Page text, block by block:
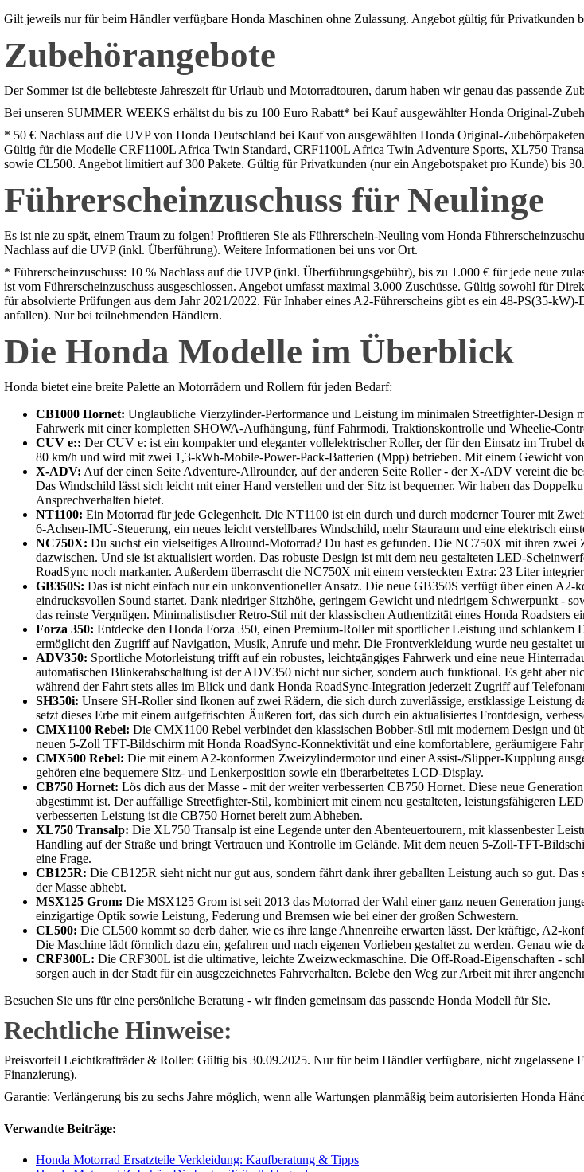
Gilt jeweils nur für beim Händler verfügbare Honda Maschinen ohne Zulassung. Angebot gültig für Privatkunden
Zubehörangebote
Der Sommer ist die beliebteste Jahreszeit für Urlaub und Motorradtouren, darum haben wir genau das passende
Bei unseren SUMMER WEEKS erhältst du bis zu 100 Euro Rabatt* bei Kauf ausgewählter Honda Original-
* 50 € Nachlass auf die UVP von Honda Deutschland bei Kauf von ausgewählten Honda Original-
Gültig für die Modelle CRF1100L Africa Twin Standard, CRF1100L Africa Twin Adventure Sports, XL750
sowie CL500. Angebot limitiert auf 300 Pakete. Gültig für Privatkunden (nur ein Angebotspaket pro Kunde) bis
Führerscheinzuschuss für Neulinge
Es ist nie zu spät, einem Traum zu folgen! Profitieren Sie als Führerschein-Neuling vom Honda
Nachlass auf die UVP (inkl. Überführung). Weitere Informationen bei uns vor Ort.
* Führerscheinzuschuss: 10 % Nachlass auf die UVP (inkl. Überführungsgebühr), bis zu 1.000 € für jede neue
ist vom Führerscheinzuschuss ausgeschlossen. Angebot umfasst maximal 3.000 Zuschüsse. Gültig sowohl für
für absolvierte Prüfungen aus dem Jahr 2021/2022. Für Inhaber eines A2-Führerscheins gibt es ein 48-PS(35-
anfallen). Nur bei teilnehmenden Händlern.
Die Honda Modelle im Überblick
Honda bietet eine breite Palette an Motorrädern und Rollern für jeden Bedarf:
CB1000 Hornet: Unglaubliche Vierzylinder-Performance und Leistung im minimalen Streetfighter-
Fahrwerk mit einer kompletten SHOWA-Aufhängung, fünf Fahrmodi, Traktionskontrolle und Wheelie-
CUV e:: Der CUV e: ist ein kompakter und eleganter vollelektrischer Roller, der für den Einsatz im
80 km/h und wird mit zwei 1,3-kWh-Mobile-Power-Pack-Batterien (Mpp) betrieben. Mit einem Gewicht
X-ADV: Auf der einen Seite Adventure-Allrounder, auf der anderen Seite Roller - der X-ADV vereint die
Das Windschild lässt sich leicht mit einer Hand verstellen und der Sitz ist bequemer. Wir haben das
Ansprechverhalten bietet.
NT1100: Ein Motorrad für jede Gelegenheit. Die NT1100 ist ein durch und durch moderner Tourer mit
6-Achsen-IMU-Steuerung, ein neues leicht verstellbares Windschild, mehr Stauraum und eine elektrisch
NC750X: Du suchst ein vielseitiges Allround-Motorrad? Du hast es gefunden. Die NC750X mit ihren
dazwischen. Und sie ist aktualisiert worden. Das robuste Design ist mit dem neu gestalteten LED-
RoadSync noch markanter. Außerdem überrascht die NC750X mit einem versteckten Extra: 23 Liter
GB350S: Das ist nicht einfach nur ein unkonventioneller Ansatz. Die neue GB350S verfügt über einen
eindrucksvollen Sound startet. Dank niedriger Sitzhöhe, geringem Gewicht und niedrigem Schwerpunkt -
das reinste Vergnügen. Minimalistischer Retro-Stil mit der klassischen Authentizität eines Honda Roadsters
Forza 350: Entdecke den Honda Forza 350, einen Premium-Roller mit sportlicher Leistung und
ermöglicht den Zugriff auf Navigation, Musik, Anrufe und mehr. Die Frontverkleidung wurde neu gestaltet
ADV350: Sportliche Motorleistung trifft auf ein robustes, leichtgängiges Fahrwerk und eine neue
automatischen Blinkerabschaltung ist der ADV350 nicht nur sicher, sondern auch funktional. Es geht
während der Fahrt stets alles im Blick und dank Honda RoadSync-Integration jederzeit Zugriff auf
SH350i: Unsere SH-Roller sind Ikonen auf zwei Rädern, die sich durch zuverlässige, erstklassige
setzt dieses Erbe mit einem aufgefrischten Äußeren fort, das sich durch ein aktualisiertes Frontdesign,
CMX1100 Rebel: Die CMX1100 Rebel verbindet den klassischen Bobber-Stil mit modernem Design und
neuen 5-Zoll TFT-Bildschirm mit Honda RoadSync-Konnektivität und eine komfortablere, geräumigere
CMX500 Rebel: Die mit einem A2-konformen Zweizylindermotor und einer Assist-/Slipper-Kupplung
gehören eine bequemere Sitz- und Lenkerposition sowie ein überarbeitetes LCD-Display.
CB750 Hornet: Lös dich aus der Masse - mit der weiter verbesserten CB750 Hornet. Diese neue
abgestimmt ist. Der auffällige Streetfighter-Stil, kombiniert mit einem neu gestalteten, leistungsfähigeren
verbesserten Leistung ist die CB750 Hornet bereit zum Abheben.
XL750 Transalp: Die XL750 Transalp ist eine Legende unter den Abenteuertourern, mit klassenbester
Handling auf der Straße und bringt Vertrauen und Kontrolle im Gelände. Mit dem neuen 5-Zoll-TFT-
eine Frage.
CB125R: Die CB125R sieht nicht nur gut aus, sondern fährt dank ihrer geballten Leistung auch so gut.
der Masse abhebt.
MSX125 Grom: Die MSX125 Grom ist seit 2013 das Motorrad der Wahl einer ganz neuen Generation
einzigartige Optik sowie Leistung, Federung und Bremsen wie bei einer der großen Schwestern.
CL500: Die CL500 kommt so derb daher, wie es ihre lange Ahnenreihe erwarten lässt. Der kräftige, A2-
Die Maschine lädt förmlich dazu ein, gefahren und nach eigenen Vorlieben gestaltet zu werden. Genau wie
CRF300L: Die CRF300L ist die ultimative, leichte Zweizweckmaschine. Die Off-Road-Eigenschaften -
sorgen auch in der Stadt für ein ausgezeichnetes Fahrverhalten. Belebe den Weg zur Arbeit mit ihrer
Besuchen Sie uns für eine persönliche Beratung - wir finden gemeinsam das passende Honda Modell für Sie.
Rechtliche Hinweise:
Preisvorteil Leichtkrafträder & Roller: Gültig bis 30.09.2025. Nur für beim Händler verfügbare, nicht
Finanzierung).
Garantie: Verlängerung bis zu sechs Jahre möglich, wenn alle Wartungen planmäßig beim autorisierten Honda
Verwandte Beiträge:
Honda Motorrad Ersatzteile Verkleidung: Kaufberatung & Tipps